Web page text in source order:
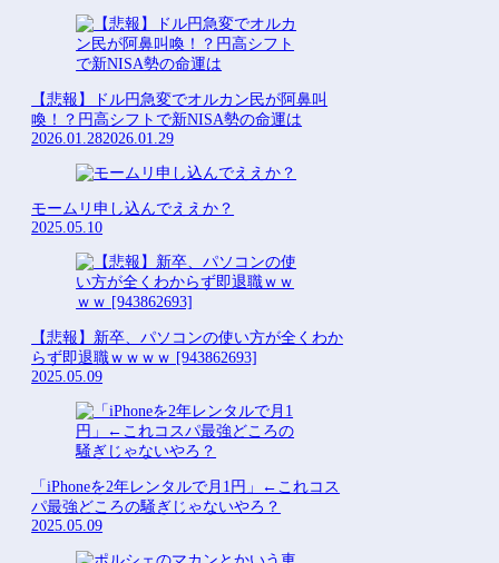
【悲報】ドル円急変でオルカン民が阿鼻叫
喚！？円高シフトで新NISA勢の命運は
2026.01.282026.01.29
モームリ申し込んでええか？
2025.05.10
【悲報】新卒、パソコンの使い方が全くわか
らず即退職ｗｗｗｗ [943862693]
2025.05.09
「iPhoneを2年レンタルで月1円」←これコス
パ最強どころの騒ぎじゃないやろ？
2025.05.09